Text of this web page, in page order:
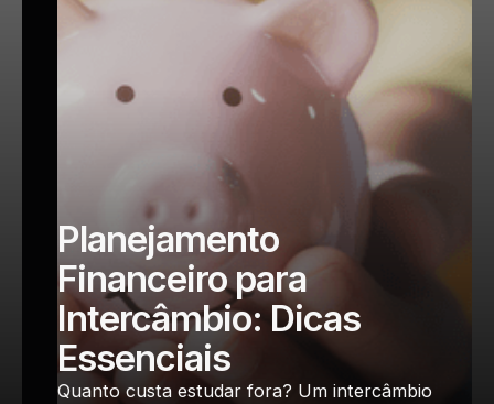
Planejamento
Financeiro para
Intercâmbio: Dicas
Essenciais
Quanto custa estudar fora? Um intercâmbio